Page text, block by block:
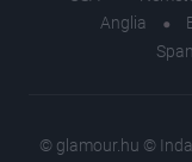
Anglia
© glamour.hu ©